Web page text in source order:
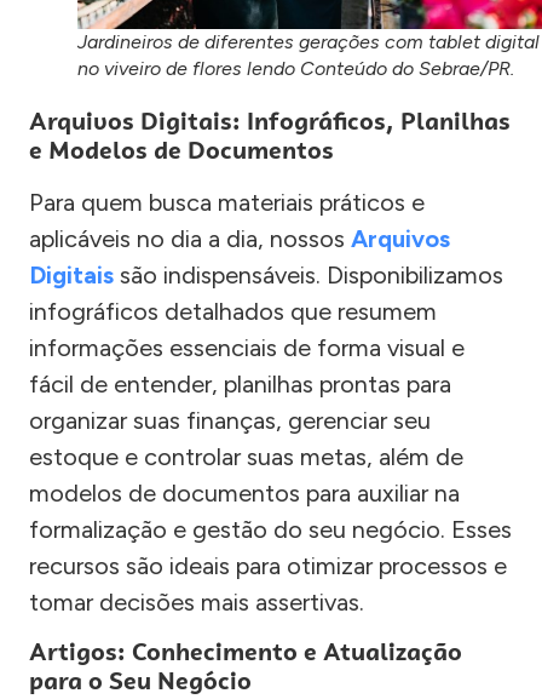
Jardineiros de diferentes gerações com tablet digital
no viveiro de flores lendo Conteúdo do Sebrae/PR.
Arquivos Digitais: Infográficos, Planilhas
e Modelos de Documentos
Para quem busca materiais práticos e
aplicáveis no dia a dia, nossos Arquivos
Digitais são indispensáveis. Disponibilizamos
infográficos detalhados que resumem
informações essenciais de forma visual e
fácil de entender, planilhas prontas para
organizar suas finanças, gerenciar seu
estoque e controlar suas metas, além de
modelos de documentos para auxiliar na
formalização e gestão do seu negócio. Esses
recursos são ideais para otimizar processos e
tomar decisões mais assertivas.
Artigos: Conhecimento e Atualização
para o Seu Negócio